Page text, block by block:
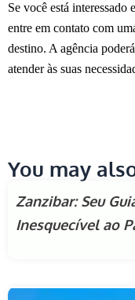
Se você está interessado
entre em contato com
destino. A agência
atender às suas
You may
Zanzibar: Seu
Inesquecível ao